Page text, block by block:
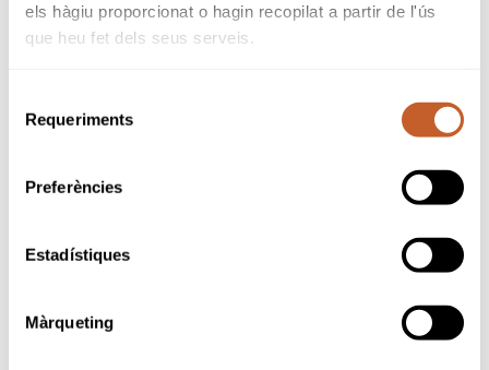
els hàgiu proporcionat o hagin recopilat a partir de l'ús
que heu fet dels seus serveis.
Requeriments
Preferències
Estadístiques
Màrqueting